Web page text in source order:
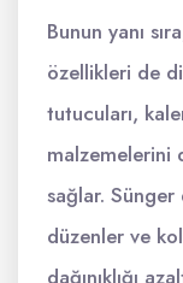
Bunun yanı
özellikleri de
tutucuları,
malzemelerini
sağlar.
düzenler ve